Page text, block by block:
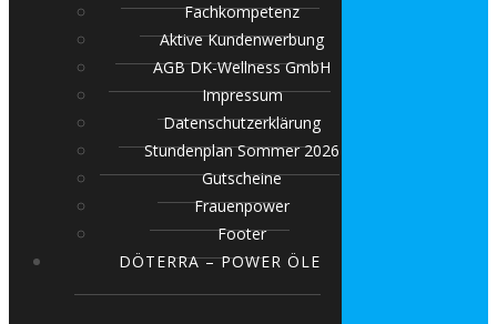
Fachkompetenz
Aktive Kundenwerbung
AGB DK-Wellness GmbH
Impressum
Datenschutzerklärung
Stundenplan Sommer 2026
Gutscheine
Frauenpower
Footer
DÖTERRA – POWER ÖLE